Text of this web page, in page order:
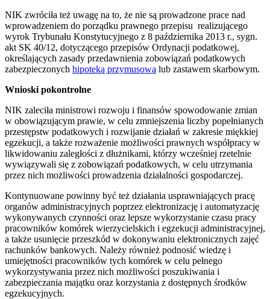
NIK zwróciła też uwagę na to, że nie są prowadzone prace nad
wprowadzeniem do porządku prawnego przepisu realizującego
wyrok Trybunału Konstytucyjnego z 8 października 2013 r., sygn.
akt SK 40/12, dotyczącego przepisów Ordynacji podatkowej,
określających zasady przedawnienia zobowiązań podatkowych
zabezpieczonych hipoteką przymusową lub zastawem skarbowym.
Wnioski pokontrolne
NIK zaleciła ministrowi rozwoju i finansów spowodowanie zmian
w obowiązującym prawie, w celu zmniejszenia liczby popełnianych
przestępstw podatkowych i rozwijanie działań w zakresie miękkiej
egzekucji, a także rozważenie możliwości prawnych współpracy w
likwidowaniu zaległości z dłużnikami, którzy wcześniej rzetelnie
wywiązywali się z zobowiązań podatkowych, w celu utrzymania
przez nich możliwości prowadzenia działalności gospodarczej.
Kontynuowane powinny być też działania usprawniających pracę
organów administracyjnych poprzez elektronizację i automatyzację
wykonywanych czynności oraz lepsze wykorzystanie czasu pracy
pracowników komórek wierzycielskich i egzekucji administracyjnej,
a także usunięcie przeszkód w dokonywaniu elektronicznych zajęć
rachunków bankowych. Należy również podnosić wiedzę i
umiejętności pracowników tych komórek w celu pełnego
wykorzystywania przez nich możliwości poszukiwania i
zabezpieczania majątku oraz korzystania z dostępnych środków
egzekucyjnych.